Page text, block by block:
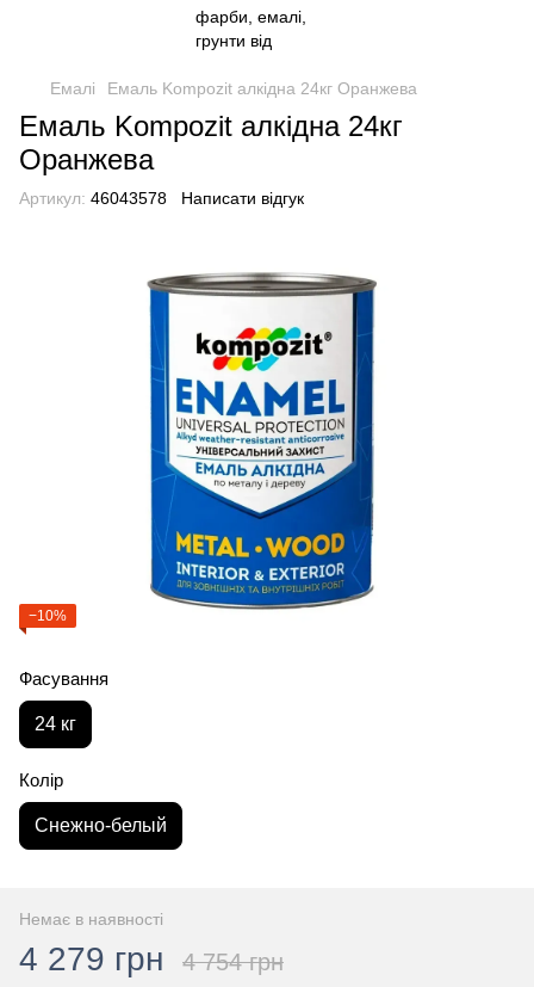
Емалі Емаль Kompozit алкідна 24кг Оранжева
Емаль Kompozit алкідна 24кг
Оранжева
Артикул: 46043578 Написати відгук
−10%
Фасування
24 кг
Колір
Снежно-белый
Немає в наявності
4 279 грн 4 754 грн